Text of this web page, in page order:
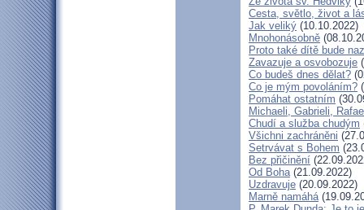
Cesta, světlo, život a
Jak veliký (10.10.2022)
Mnohonásobně
Proto také dítě bude
Zavazuje a osvobozuje
Co budeš dnes dělat?
Co je mým povoláním?
Pomáhat ostatním
Michaeli, Gabrieli,
Chudí a služba chudým
Všichni zachráněni
Setrvávat s Bohem
Bez přičinění
Od Boha(21.09.2022)
Uzdravuje (20.09.2022)
Marně namáhá